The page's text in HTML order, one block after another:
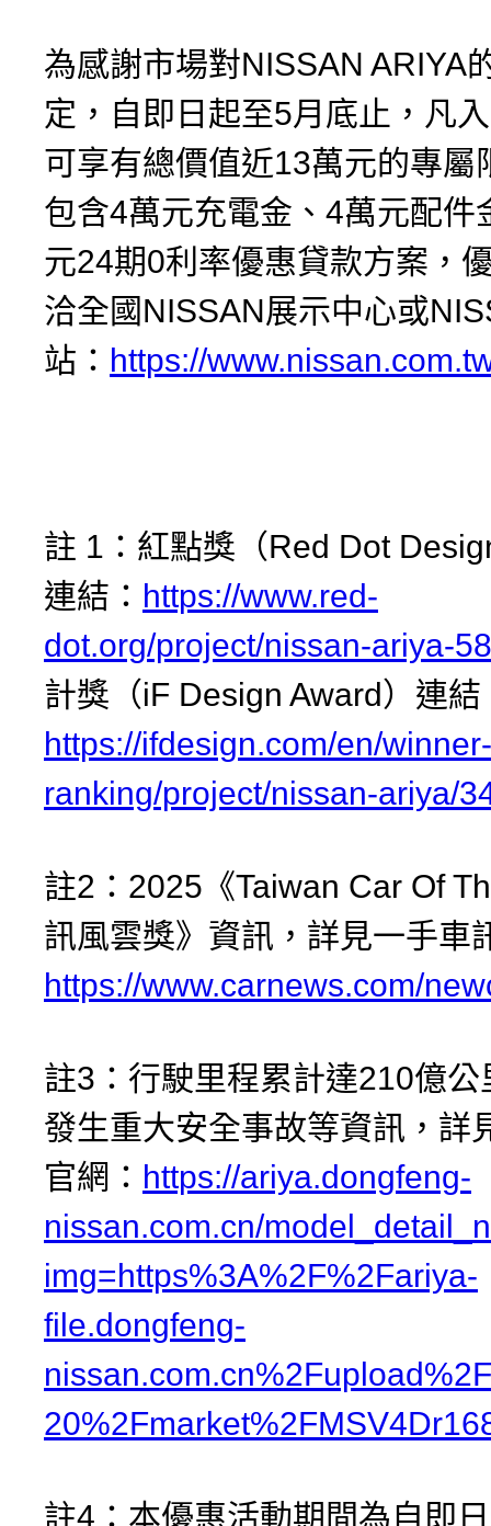
為感謝市場對NISSAN ARIYA
定，自即日起至5月底止，凡
可享有總價值近13萬元的專屬
包含4萬元充電金、4萬元配件
元24期0利率優惠貸款方案，
洽全國NISSAN展示中心或
站： https://
註 1：紅點獎（Red Dot
連結： https://www.red-
dot.org/project/nissan-ariya-
計獎（iF Design Award）連結
https://ifdesign.com/en/winner-
ranking/project/nissan-ariya/
註2：2025《Taiwan Car Of
訊風雲獎》資訊，詳見一手車
https://www.carnews.com/
註3：行駛里程累計達210億公
發生重大安全事故等資訊，詳
官網： https://ariya.dongfeng-
nissan.com.cn/
img=https%3A%2F%2Fariya-
file.dongfeng-
註4：本優惠活動期間為自即